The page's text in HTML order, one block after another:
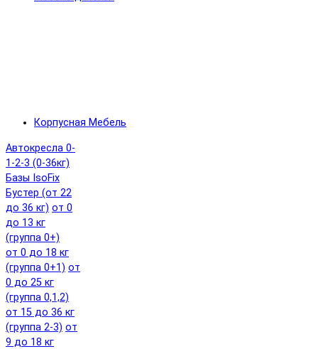
Корпусная Мебель
Автокресла 0-
1-2-3 (0-36кг)
Базы IsoFix
Бустер (от 22
до 36 кг) от 0
до 13 кг
(группа 0+)
от 0 до 18 кг
(группа 0+1) от
0 до 25 кг
(группа 0,1,2)
от 15 до 36 кг
(группа 2-3) от
9 до 18 кг